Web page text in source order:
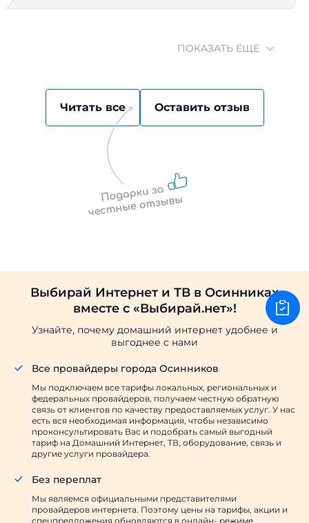
ПОКАЗАТЬ ЕЩЕ
Читать все Оставить отзыв
Выбирай Интернет и ТВ в Осинниках
вместе с «Выбирай.нет»!
Узнайте, почему домашний интернет удобнее и
выгоднее с нами
Все провайдеры города Осинников
Мы подключаем все тарифы локальных, региональных и
федеральных провайдеров, получаем честную обратную
связь от клиентов по качеству предоставляемых услуг. У нас
есть вся необходимая информация, чтобы независимо
проконсультировать Вас и подобрать самый выгодный
тариф на Домашний Интернет, ТВ, оборудование, связь и
другие услуги провайдера.
Без переплат
Мы являемся официальными представителями
провайдеров интернета. Поэтому цены на тарифы, акции и
спецпредложения обновляются в онлайн- режиме.